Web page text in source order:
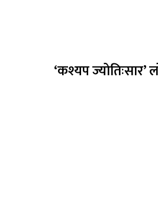
‘कश्यप ज्योतिःसार’